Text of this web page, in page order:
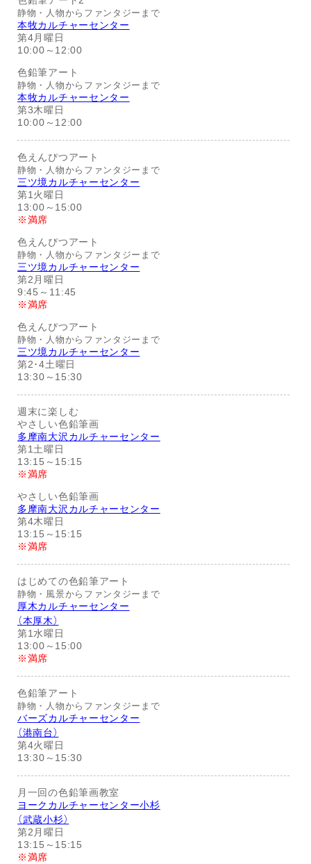
静物・人物からファンタジーまで
本牧カルチャーセンター
第4月曜日
10:00～12:00
色鉛筆アート
静物・人物からファンタジーまで
本牧カルチャーセンター
第3木曜日
10:00～12:00
色えんぴつアート
静物・人物からファンタジーまで
三ツ境カルチャーセンター
第1火曜日
13:00～15:00
※満席
色えんぴつアート
静物・人物からファンタジーまで
三ツ境カルチャーセンター
第2月曜日
9:45～11:45
※満席
色えんぴつアート
静物・人物からファンタジーまで
三ツ境カルチャーセンター
第2･4土曜日
13:30～15:30
週末に楽しむ
やさしい色鉛筆画
多摩南大沢カルチャーセンター
第1土曜日
13:15～15:15
※満席
やさしい色鉛筆画
多摩南大沢カルチャーセンター
第4木曜日
13:15～15:15
※満席
はじめての色鉛筆アート
静物・風景からファンタジーまで
厚木カルチャーセンター
（本厚木）
第1水曜日
13:00～15:00
※満席
色鉛筆アート
静物・人物からファンタジーまで
バーズカルチャーセンター
（港南台）
第4火曜日
13:30～15:30
月一回の色鉛筆画教室
ヨークカルチャーセンター小杉
（武蔵小杉）
第2月曜日
13:15～15:15
※満席